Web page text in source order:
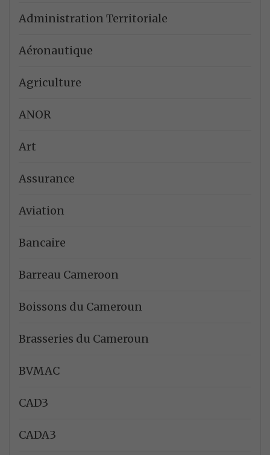
Administration Territoriale
Aéronautique
Agriculture
ANOR
Art
Assurance
Aviation
Bancaire
Barreau Cameroon
Boissons du Cameroun
Brasseries du Cameroun
BVMAC
CAD3
CADA3